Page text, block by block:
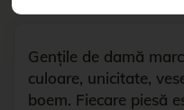
Gențile de damă
culoare, unicitate,
boem. Fiecare piesă